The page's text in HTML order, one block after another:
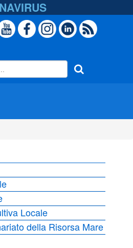
Locale
della Risorsa Mare